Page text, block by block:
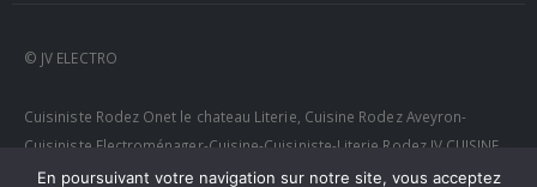
© JV ELECTRO
Cuisiniste Rodez Onet le chateau Literie, Cuisine Rodez Aveyron-
Cuisiniste Electroménager-Cuisine-Cuisiniste-Literie Rodez JV CUISINE
RODEZ
En poursuivant votre navigation sur notre site, vous acceptez